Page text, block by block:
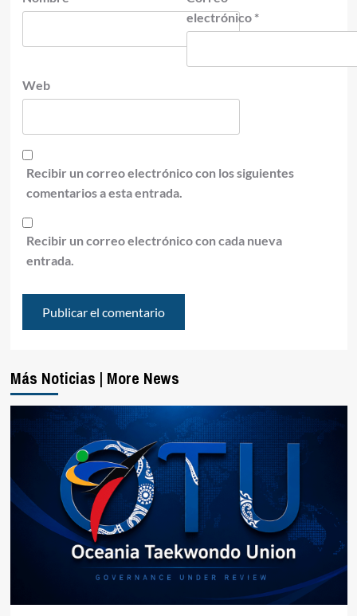
electrónico *
Web
Recibir un correo electrónico con los siguientes
comentarios a esta entrada.
Recibir un correo electrónico con cada nueva
entrada.
Más Noticias | More News